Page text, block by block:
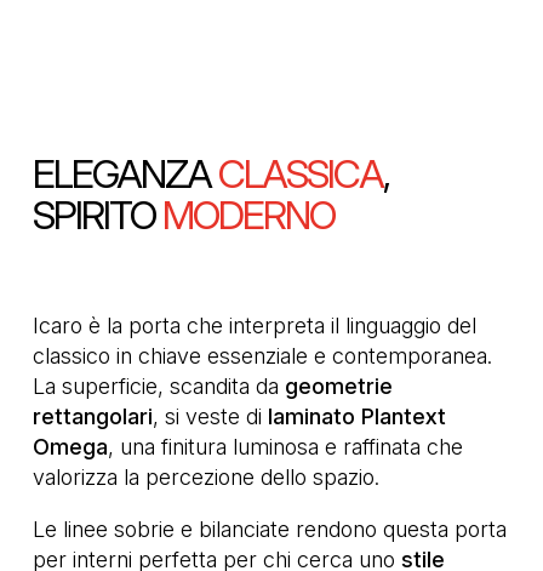
ELEGANZACLASSICA,
SPIRITOMODERNO
Icaro è la porta che interpreta il linguaggio del
classico in chiave essenziale e contemporanea.
La superficie, scandita da geometrie
rettangolari, si veste di laminato Plantext
Omega, una finitura luminosa e raffinata che
valorizza la percezione dello spazio.
Le linee sobrie e bilanciate rendono questa porta
per interni perfetta per chi cerca uno stile